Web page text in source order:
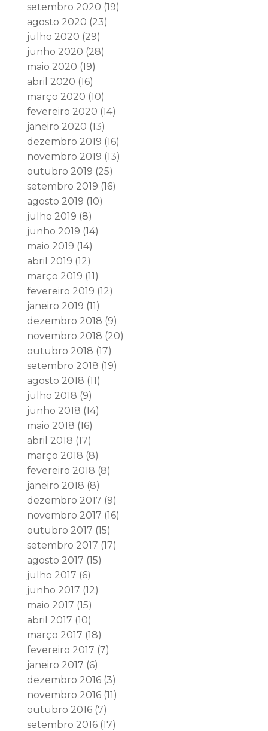
setembro 2020 (19)
agosto 2020 (23)
julho 2020 (29)
junho 2020 (28)
maio 2020 (19)
abril 2020 (16)
março 2020 (10)
fevereiro 2020 (14)
janeiro 2020 (13)
dezembro 2019 (16)
novembro 2019 (13)
outubro 2019 (25)
setembro 2019 (16)
agosto 2019 (10)
julho 2019 (8)
junho 2019 (14)
maio 2019 (14)
abril 2019 (12)
março 2019 (11)
fevereiro 2019 (12)
janeiro 2019 (11)
dezembro 2018 (9)
novembro 2018 (20)
outubro 2018 (17)
setembro 2018 (19)
agosto 2018 (11)
julho 2018 (9)
junho 2018 (14)
maio 2018 (16)
abril 2018 (17)
março 2018 (8)
fevereiro 2018 (8)
janeiro 2018 (8)
dezembro 2017 (9)
novembro 2017 (16)
outubro 2017 (15)
setembro 2017 (17)
agosto 2017 (15)
julho 2017 (6)
junho 2017 (12)
maio 2017 (15)
abril 2017 (10)
março 2017 (18)
fevereiro 2017 (7)
janeiro 2017 (6)
dezembro 2016(3)
novembro 2016(11)
outubro 2016(7)
setembro 2016(17)